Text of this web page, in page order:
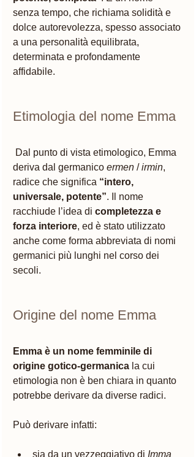
senza tempo, che richiama solidità e
dolce autorevolezza, spesso associato
a una personalità equilibrata,
determinata e profondamente
affidabile.
Etimologia del nome Emma
deriva dal germanico ermen / irmin,
radice che significa “intero,
universale, potente”. Il nome
racchiude l’idea di completezza e
forza interiore, ed è stato utilizzato
anche come forma abbreviata di nomi
germanici più lunghi nel corso dei
secoli.
Origine del nome Emma
Emma è un nome femminile di
origine gotico-germanica la cui
etimologia non è ben chiara in quanto
potrebbe derivare da diverse radici.
Può derivare infatti:
sia da un vezzeggiativo di Imma